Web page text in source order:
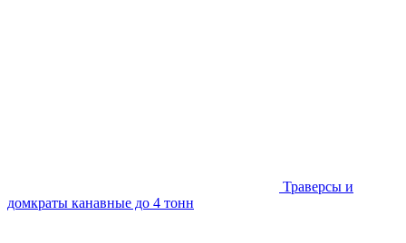
Траверсы и
домкраты канавные до 4 тонн